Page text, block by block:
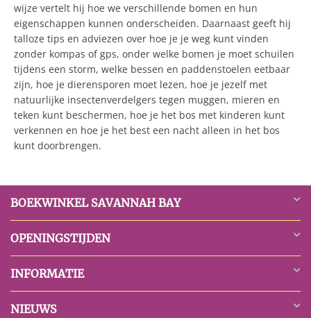
wijze vertelt hij hoe we verschillende bomen en hun
eigenschappen kunnen onderscheiden. Daarnaast geeft hij
talloze tips en adviezen over hoe je je weg kunt vinden
zonder kompas of gps, onder welke bomen je moet schuilen
tijdens een storm, welke bessen en paddenstoelen eetbaar
zijn, hoe je dierensporen moet lezen, hoe je jezelf met
natuurlijke insectenverdelgers tegen muggen, mieren en
teken kunt beschermen, hoe je het bos met kinderen kunt
verkennen en hoe je het best een nacht alleen in het bos
kunt doorbrengen.
BOEKWINKEL SAVANNAH BAY
OPENINGSTIJDEN
INFORMATIE
NIEUWS